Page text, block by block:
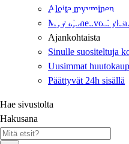
Aloita myyminen
Myy ajoneuvosi
Ajankohtaista
Sinulle suositeltuja
Uusimmat
Päättyvät 24h sisällä
Hae sivustolta
Hakusana